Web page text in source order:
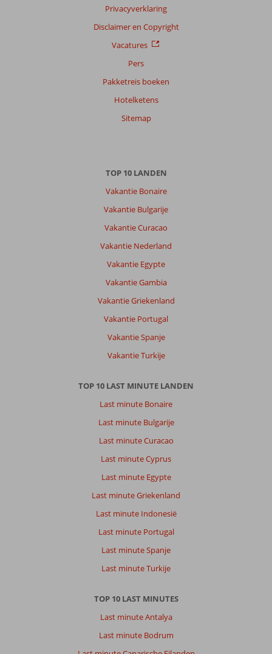
Privacyverklaring
Disclaimer en Copyright
Vacatures
Pers
Pakketreis boeken
Hotelketens
Sitemap
TOP 10 LANDEN
Vakantie Bonaire
Vakantie Bulgarije
Vakantie Curacao
Vakantie Nederland
Vakantie Egypte
Vakantie Gambia
Vakantie Griekenland
Vakantie Portugal
Vakantie Spanje
Vakantie Turkije
TOP 10 LAST MINUTE LANDEN
Last minute Bonaire
Last minute Bulgarije
Last minute Curacao
Last minute Cyprus
Last minute Egypte
Last minute Griekenland
Last minute Indonesië
Last minute Portugal
Last minute Spanje
Last minute Turkije
TOP 10 LAST MINUTES
Last minute Antalya
Last minute Bodrum